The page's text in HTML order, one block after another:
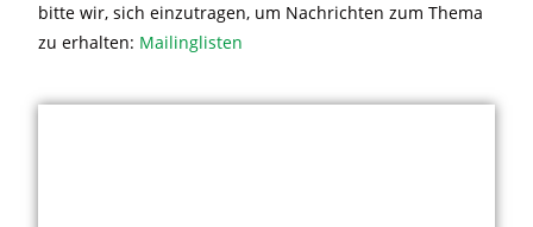
bitte wir, sich einzutragen, um Nachrichten zum Thema
zu erhalten: Mailinglisten